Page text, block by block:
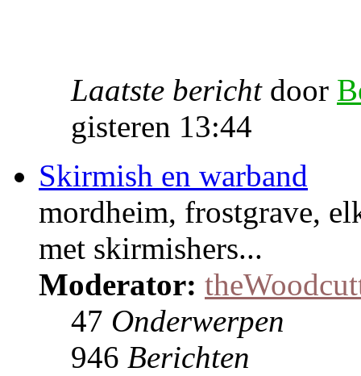
Laatste berichtdoor
gisteren 13:44
Skirmish en warband
mordheim, frostgrave,
met skirmishers...
Moderator:
47 Onderwerpen
946 Berichten